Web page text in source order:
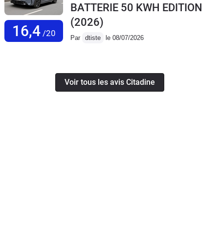
16,4/20
BATTERIE 50 KWH EDITION
(2026)
Par dtiste le 08/07/2026
Voir tous les avis Citadine